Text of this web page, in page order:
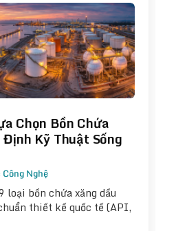
Chọn Bồn Chứa
Kỹ Thuật Sống
Nghệ
bồn chứa xăng dầu
thiết kế quốc tế (API,